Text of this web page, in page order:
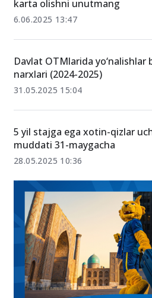
karta olishni unutmang
6.06.2025 13:47
narxlari (2024-2025)
31.05.2025 15:04
28.05.2025 10:36